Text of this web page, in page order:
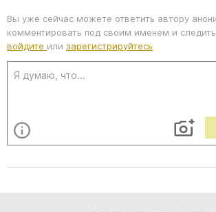
Вы уже сейчас можете ответить автору
комментировать под своим именем и
войдите или зарегистрируйтесь